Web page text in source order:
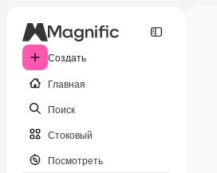
Создать
Главная
Поиск
Стоковый
Посмотреть